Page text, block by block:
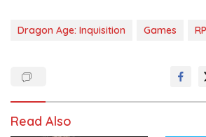
Dragon Age: Inquisition Games
Read Also